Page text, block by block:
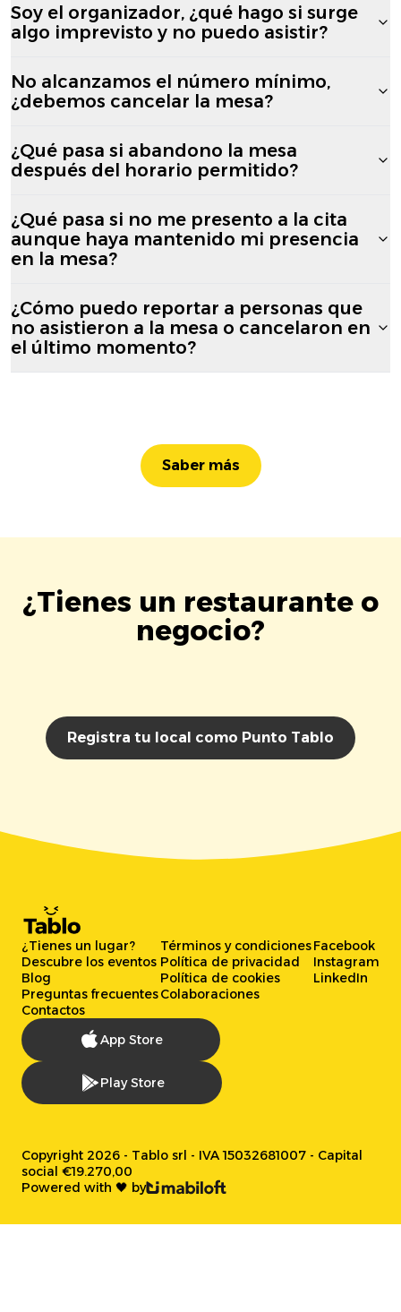
Soy el organizador, ¿qué hago si surge
algo imprevisto y no puedo asistir?
No alcanzamos el número mínimo,
¿debemos cancelar la mesa?
¿Qué pasa si abandono la mesa
después del horario permitido?
¿Qué pasa si no me presento a la cita
aunque haya mantenido mi presencia
en la mesa?
¿Cómo puedo reportar a personas que
no asistieron a la mesa o cancelaron en
el último momento?
Saber más
¿Tienes un restaurante o
negocio?
Registra tu local como Punto Tablo
¿Tienes un lugar?
Descubre los eventos
Blog
Preguntas frecuentes
Contactos
Términos y condiciones
Política de privacidad
Política de cookies
Colaboraciones
Facebook
Instagram
LinkedIn
App Store
Play Store
Copyright 2026 - Tablo srl - IVA 15032681007 - Capital
social €19.270,00
Powered with 🖤 by